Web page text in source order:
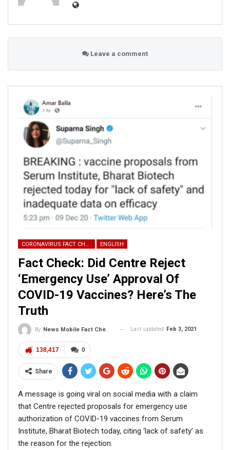
Click herefor Latest News
Leave a comment
CORONAVIRUS FACT CHECK ENGLISH
Fact Check: Did Centre Reject
‘Emergency Use’ Approval Of
COVID-19 Vaccines? Here’s The
Truth
By News Mobile Fact Check Bureau Last updated Feb 3, 2021
0
138,417
Share
A message is going viral on social media with a claim
that Centre rejected proposals for emergency use
authorization of COVID-19 vaccines from Serum
Institute, Bharat Biotech today, citing ‘lack of safety’ as
the reason for the rejection.